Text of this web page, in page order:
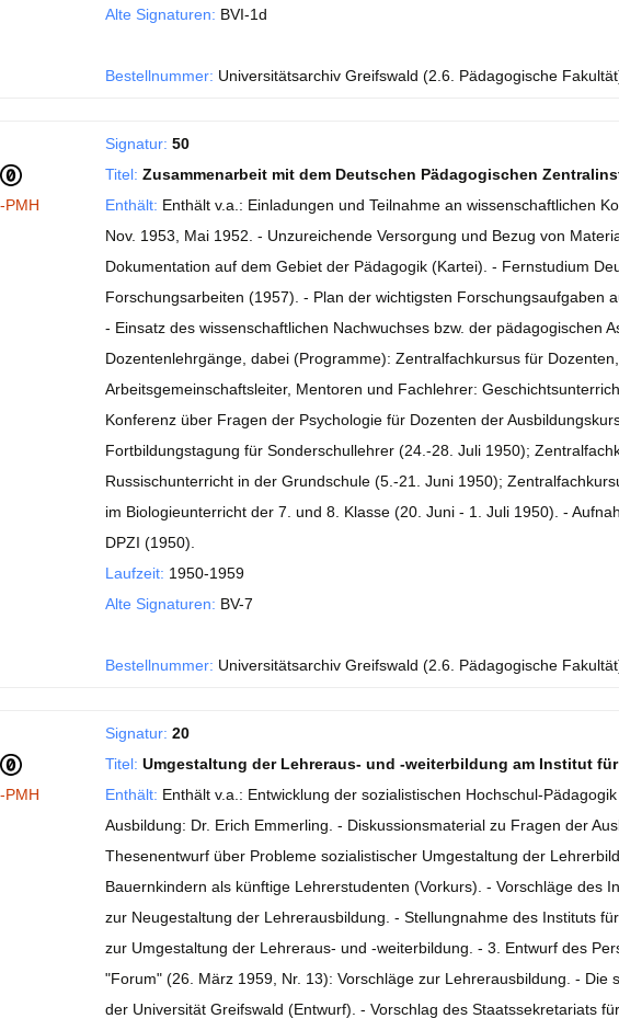
Alte Signaturen: BVI-1d
Bestellnummer: Universitätsarchiv Greifswald (2.6. Pädagogische
PMH
Signatur: 50
Titel: Zusammenarbeit mit dem Deutschen Pädagogischen
Enthält: Enthält v.a.: Einladungen und Teilnahme an wissenschaftlichen
Nov. 1953, Mai 1952. - Unzureichende Versorgung und Bezug von
Dokumentation auf dem Gebiet der Pädagogik (Kartei). - Fernstudium
Forschungsarbeiten (1957). - Plan der wichtigsten Forschungsaufgaben
- Einsatz des wissenschaftlichen Nachwuchses bzw. der pädagogischen
Dozentenlehrgänge, dabei (Programme): Zentralfachkursus für
Arbeitsgemeinschaftsleiter, Mentoren und Fachlehrer:
Konferenz über Fragen der Psychologie für Dozenten der
Fortbildungstagung für Sonderschullehrer (24.-28. Juli 1950);
Russischunterricht in der Grundschule (5.-21. Juni 1950);
im Biologieunterricht der 7. und 8. Klasse (20. Juni - 1. Juli 1950). -
DPZI (1950).
Laufzeit: 1950-1959
Alte Signaturen: BV-7
Bestellnummer: Universitätsarchiv Greifswald (2.6. Pädagogische
PMH
Signatur: 20
Titel: Umgestaltung der Lehreraus- und -weiterbildung am Institut
Enthält: Enthält v.a.: Entwicklung der sozialistischen Hochschul-
Ausbildung: Dr. Erich Emmerling. - Diskussionsmaterial zu Fragen der
Thesenentwurf über Probleme sozialistischer Umgestaltung der
Bauernkindern als künftige Lehrerstudenten (Vorkurs). - Vorschläge des
zur Neugestaltung der Lehrerausbildung. - Stellungnahme des Instituts
zur Umgestaltung der Lehreraus- und -weiterbildung. - 3. Entwurf des
"Forum" (26. März 1959, Nr. 13): Vorschläge zur Lehrerausbildung. - Die
der Universität Greifswald (Entwurf). - Vorschlag des Staatssekretariats